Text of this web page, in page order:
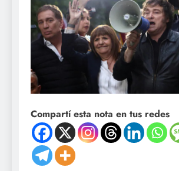
Compartí esta nota en tus redes